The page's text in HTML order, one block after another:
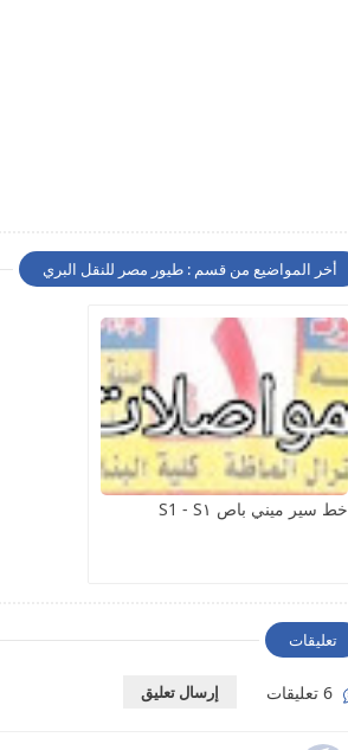
أخر المواضيع من قسم : طيور مصر للنقل البري
خط سير ميني باص S1 - S١
تعليقات
إرسال تعليق